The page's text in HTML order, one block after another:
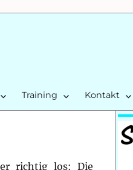
Training Kontakt
richtig los: Die